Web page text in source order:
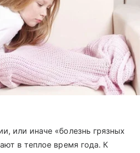
или иначе «болезнь грязных
в теплое время года. К